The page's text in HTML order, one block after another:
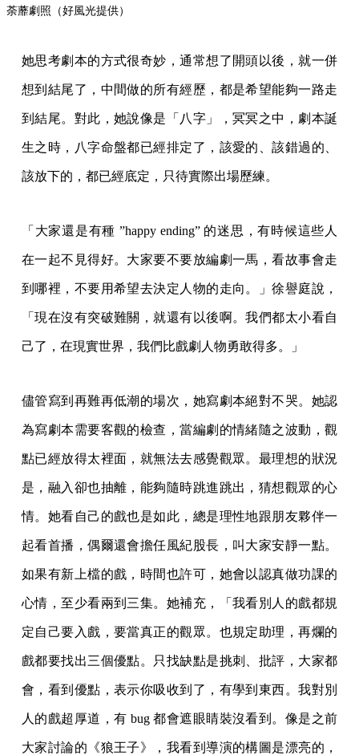
荼蘼劇照（好風光提供）
她思考劇本的方式很奇妙，通常想了開頭以後，就一併
想到結尾了，中間做的所有經歷，都是希望能夠一路走
到結尾。對此，她說像是「八字」，冥冥之中，劇本誕
生之時，八字命盤都已經排定了，該愛的、該錯過的、
該放下的，都已經底定，只待實際出場歷練。
「大家還是有種 ”happy ending” 的迷思，有時候這些人
在一起不見得好。大家要不要放編劇一馬，看故事會走
到哪裡，不要用希望去決定人物的走向。」徐譽庭說，
「現在沒有突破難關，就還有以後啊。我們都太小看自
己了，在現實世界，我們比戲劇人物勇敢得多。」
儘管寫到再難再低潮的場次，她寫劇本絕對不哭。她認
為寫劇本需要客觀的檢查，當編劇的情緒隨之波動，觀
點已經放得太裡面，就無法去感覺觀眾。最理想的狀況
是，融入卻也抽離，能夠隨時跳進跳出，猜想觀眾的心
情。她看自己的戲也是如此，總是理性地跟朋友夥伴一
起看首播，偶爾還會擔任風紀股長，叫大家安靜一點。
如果有新上檔的戲，時間也許可，她會以認真做功課的
心情，至少看兩到三集。她補充，「我看別人的戲都規
定自己要入戲，要當真正的觀眾。也規定助理，再爛的
戲都要找出三個優點。只找缺點是挑刺、批評，大家都
會，看到優點，表示你吸收到了，有學到東西。我對別
人的戲超厚道，有 bug 都會遮眼睛裝沒看到。像是之前
大家討論的《狼王子》，我看到導演的構圖是漂亮的，